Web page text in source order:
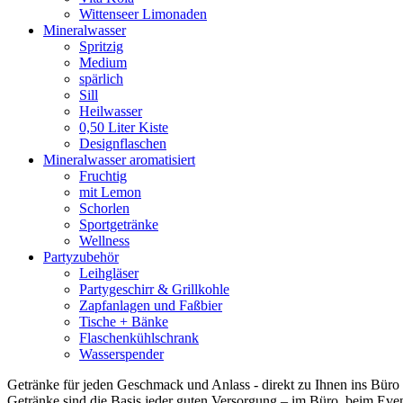
Wittenseer Limonaden
Mineralwasser
Spritzig
Medium
spärlich
Sill
Heilwasser
0,50 Liter Kiste
Designflaschen
Mineralwasser aromatisiert
Fruchtig
mit Lemon
Schorlen
Sportgetränke
Wellness
Partyzubehör
Leihgläser
Partygeschirr & Grillkohle
Zapfanlagen und Faßbier
Tische + Bänke
Flaschenkühlschrank
Wasserspender
Getränke für jeden Geschmack und Anlass - direkt zu Ihnen ins Büro